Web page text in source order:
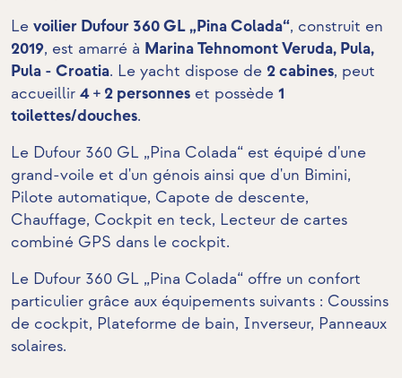
Le voilier Dufour 360 GL „Pina Colada“, construit en
2019, est amarré à Marina Tehnomont Veruda, Pula,
Pula - Croatia. Le yacht dispose de 2 cabines, peut
accueillir 4 + 2 personnes et possède 1
toilettes/douches.
Le Dufour 360 GL „Pina Colada“ est équipé d'une
grand-voile et d'un génois ainsi que d'un Bimini,
Pilote automatique, Capote de descente,
Chauffage, Cockpit en teck, Lecteur de cartes
combiné GPS dans le cockpit.
Le Dufour 360 GL „Pina Colada“ offre un confort
particulier grâce aux équipements suivants : Coussins
de cockpit, Plateforme de bain, Inverseur, Panneaux
solaires.